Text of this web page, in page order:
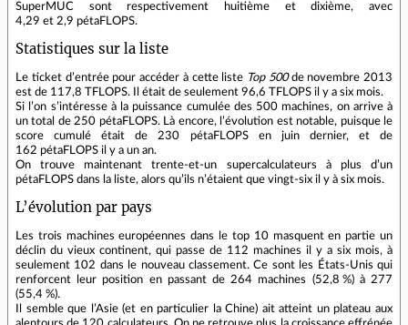
SuperMUC sont respectivement huitième et dixième, avec
4,29 et 2,9 pétaFLOPS.
Statistiques sur la liste
Le ticket d’entrée pour accéder à cette liste Top 500de novembre 2013
est de 117,8 TFLOPS. Il était de seulement 96,6 TFLOPS il y a six mois.
Si l’on s’intéresse à la puissance cumulée des 500 machines, on arrive à
un total de 250 pétaFLOPS. Là encore, l’évolution est notable, puisque le
score cumulé était de 230 pétaFLOPS en juin dernier, et de
162 pétaFLOPS il y a un an.
On trouve maintenant trente‐et‐un supercalculateurs à plus d’un
pétaFLOPS dans la liste, alors qu’ils n’étaient que vingt‐six il y à six mois.
L’évolution par pays
Les trois machines européennes dans le top 10 masquent en partie un
déclin du vieux continent, qui passe de 112 machines il y a six mois, à
seulement 102 dans le nouveau classement. Ce sont les États‐Unis qui
renforcent leur position en passant de 264 machines (52,8 %) à 277
(55,4 %).
Il semble que l’Asie (et en particulier la Chine) ait atteint un plateau aux